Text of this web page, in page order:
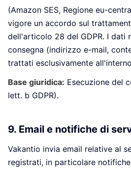
(Amazon SES, Regione eu-
vigore un accordo sul
dell'articolo 28 del GDPR. I dati
consegna (indirizzo e-mail,
trattati esclusivamente
Base giuridica: Esecuzione del
lett. b GDPR).
9. Email e notifiche di
Vakantio invia email relative al
registrati, in particolare